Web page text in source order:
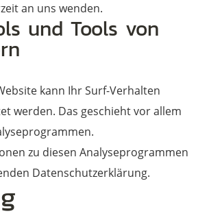
an uns wenden.
und Tools von
kann Ihr Surf-Verhalten
werden. Das geschieht vor allem
zu diesen Analyseprogrammen
Datenschutzerklärung.